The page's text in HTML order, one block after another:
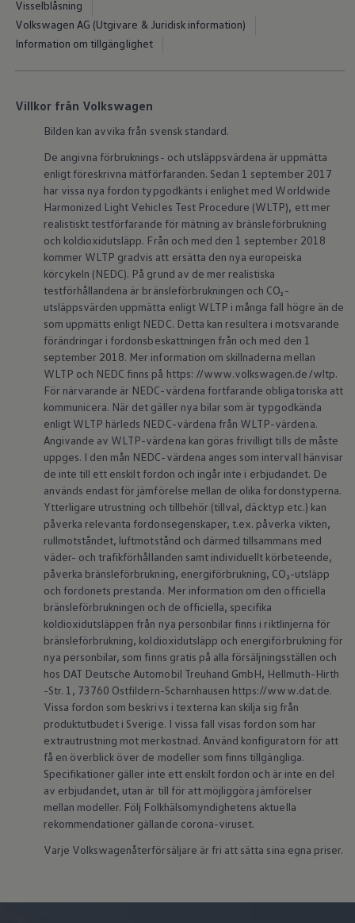
Uppdateringar för förbränningsbilar
Broschyrarkiv
Förarassistans
Park Assist & parkeringssensorer
Parkeringsbroms
Sign Assist
Traffic Jam Assist
Trailer Assist
IQ.Drive
Ordlista
Digitala extrafunktioner
Hitta tjänster för din modell
Volkswagen-appar, inloggning och shoppen
Koppla ihop mobilen och bilen
Uppdateringar för programvara, kartor och
We Charge
Elbilar
Våra elbilar
ID. Polo
ID.3
ID.4
ID.7
ID.7 Tourer
ID. Cross
ID. Buzz
Konceptbilar
Höjd släpvagnsvikt
Våra laddhybrider
Golf GTE
Passat eHybrid
Tiguan eHybrid
Tayron eHybrid
Laddning och räckvidd
FAQ: Laddning och räckvidd
Hur betalar jag för laddning?
Vad kostar det att äga elbil?
Laddning för din elbil
Karta över laddstationer
Plug & Charge
We Charge
Laddboxen ID. Charger
Vad innebär "räckvidd enligt WLTP?"
Tekniken i elbilen
Klimatanläggning
Värmepump
Bromssystemet i ID.
Batterigaranti och underhåll
ID. Högspänningsbatteri
GTX: Elektrisk prestanda
Elbilsbatteriets råvaror
Mjukvaruuppdateringar för ID.
Enkelt förklarat – så fungerar din ID.
Vanliga frågor
ID. Drivers Club
Företag
Visselblåsning
Volkswagen AG (Utgivare & Juridisk information)
Information om tillgänglighet
Villkor från Volkswagen
Bilden kan avvika från svensk standard.
De angivna förbruknings- och utsläppsvärdena är uppmätta
enligt föreskrivna mätförfaranden. Sedan 1 september 2017
har vissa nya fordon typgodkänts i enlighet med Worldwide
Harmonized Light Vehicles Test Procedure (WLTP), ett mer
realistiskt testförfarande för mätning av bränsleförbrukning
och koldioxidutsläpp. Från och med den 1 september 2018
kommer WLTP gradvis att ersätta den nya europeiska
körcykeln (NEDC). På grund av de mer realistiska
testförhållandena är bränsleförbrukningen och CO₂-
utsläppsvärden uppmätta enligt WLTP i många fall högre än de
som uppmätts enligt NEDC. Detta kan resultera i motsvarande
förändringar i fordonsbeskattningen från och med den 1
september 2018. Mer information om skillnaderna mellan
WLTP och NEDC finns på https: //www.volkswagen.de/wltp.
För närvarande är NEDC-värdena fortfarande obligatoriska att
kommunicera. När det gäller nya bilar som är typgodkända
enligt WLTP härleds NEDC-värdena från WLTP-värdena.
Angivande av WLTP-värdena kan göras frivilligt tills de måste
uppges. I den mån NEDC-värdena anges som intervall hänvisar
de inte till ett enskilt fordon och ingår inte i erbjudandet. De
används endast för jämförelse mellan de olika fordonstyperna.
Ytterligare utrustning och tillbehör (tillval, däcktyp etc.) kan
påverka relevanta fordonsegenskaper, t.ex. påverka vikten,
rullmotståndet, luftmotstånd och därmed tillsammans med
väder- och trafikförhållanden samt individuellt körbeteende,
påverka bränsleförbrukning, energiförbrukning, CO₂-utsläpp
och fordonets prestanda. Mer information om den officiella
bränsleförbrukningen och de officiella, specifika
koldioxidutsläppen från nya personbilar finns i riktlinjerna för
bränsleförbrukning, koldioxidutsläpp och energiförbrukning för
nya personbilar, som finns gratis på alla försäljningsställen och
hos DAT Deutsche Automobil Treuhand GmbH, Hellmuth-Hirth
-Str. 1, 73760 Ostfildern-Scharnhausen https://www.dat.de.
Vissa fordon som beskrivs i texterna kan skilja sig från
produktutbudet i Sverige. I vissa fall visas fordon som har
extrautrustning mot merkostnad. Använd konfiguratorn för att
få en överblick över de modeller som finns tillgängliga.
Specifikationer gäller inte ett enskilt fordon och är inte en del
av erbjudandet, utan är till för att möjliggöra jämförelser
mellan modeller. Följ Folkhälsomyndighetens aktuella
rekommendationer gällande corona-viruset.
Varje Volkswagenåterförsäljare är fri att sätta sina egna priser.